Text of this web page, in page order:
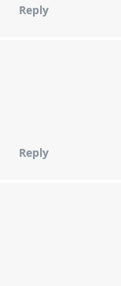
Reply
Reply